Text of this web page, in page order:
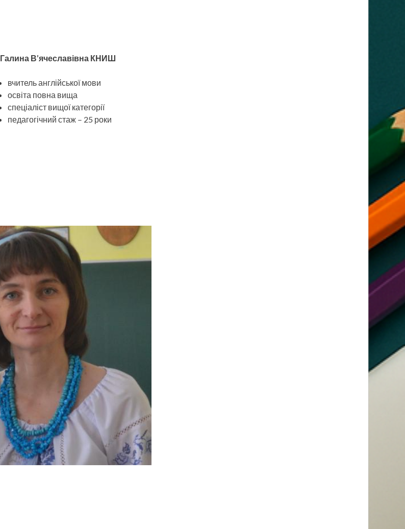
Галина В’ячеславівна КНИШ
вчитель англійської мови
освіта повна вища
спеціаліст вищої категорії
педагогічний стаж – 25 роки